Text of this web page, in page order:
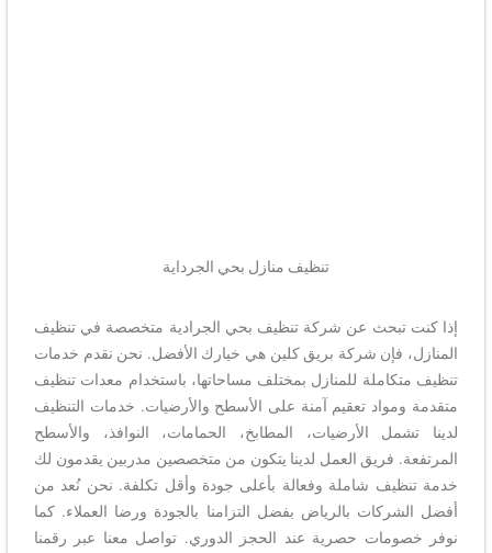
تنظيف منازل بحي الجرداية
إذا كنت تبحث عن شركة تنظيف بحي الجرادية متخصصة في تنظيف
المنازل، فإن شركة بريق كلين هي خيارك الأفضل. نحن نقدم خدمات
تنظيف متكاملة للمنازل بمختلف مساحاتها، باستخدام معدات تنظيف
متقدمة ومواد تعقيم آمنة على الأسطح والأرضيات. خدمات التنظيف
لدينا تشمل الأرضيات، المطابخ، الحمامات، النوافذ، والأسطح
المرتفعة. فريق العمل لدينا يتكون من متخصصين مدربين يقدمون لك
خدمة تنظيف شاملة وفعالة بأعلى جودة وأقل تكلفة. نحن نُعد من
أفضل الشركات بالرياض بفضل التزامنا بالجودة ورضا العملاء. كما
نوفر خصومات حصرية عند الحجز الدوري. تواصل معنا عبر رقمنا